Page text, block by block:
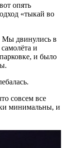
опять
«тыкай во
Мы двинулись в
и
и было
совсем все
минимальны, и